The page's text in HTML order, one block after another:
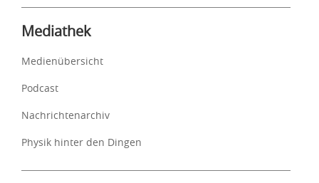
Mediathek
Medienübersicht
Podcast
Nachrichtenarchiv
Physik hinter den Dingen